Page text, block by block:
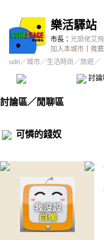
樂活驛站
市長： 光頭佬艾
加入本城市
推
udn／城市／生活時尚 ／旅遊／
討
討論區／ 閒聊區
可憐的錢奴